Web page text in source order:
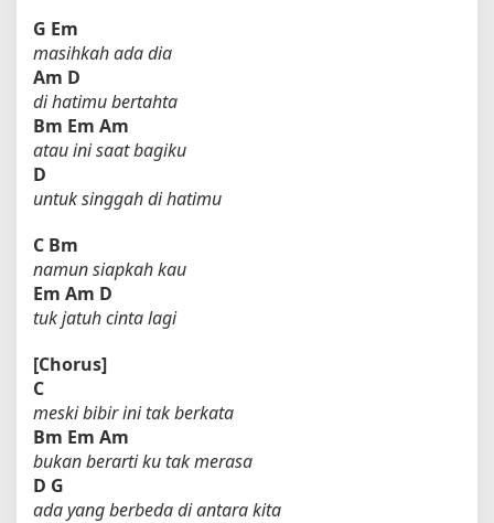
V
!
G Em
masihkah ada dia
Am D
di hatimu bertahta
Bm Em Am
atau ini saat bagiku
D
untuk singgah di hatimu
C Bm
namun siapkah kau
Em Am D
tuk jatuh cinta lagi
[Chorus]
C
meski bibir ini tak berkata
Bm Em Am
bukan berarti ku tak merasa
D G
ada yang berbeda di antara kita